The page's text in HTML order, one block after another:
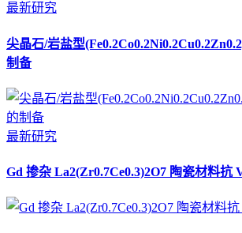
最新研究
尖晶石/岩盐型
制备
最新研究
Gd 掺杂 La2(Zr0.7Ce0.3)2O7 陶瓷材料抗